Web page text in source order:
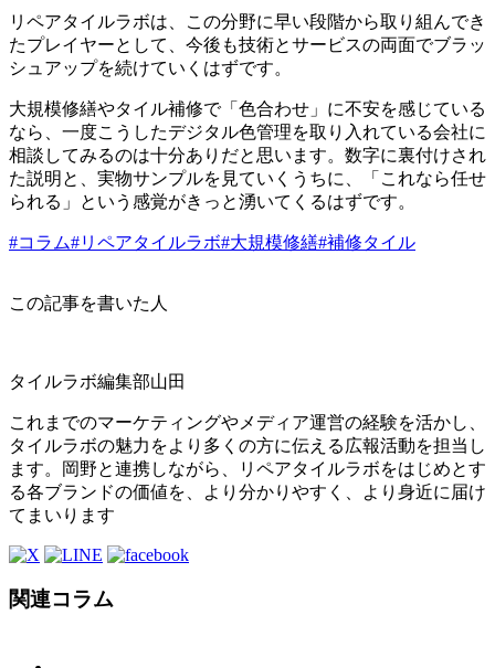
リペアタイルラボは、この分野に早い段階から取り組んでき
たプレイヤーとして、今後も技術とサービスの両面でブラッ
シュアップを続けていくはずです。
大規模修繕やタイル補修で「色合わせ」に不安を感じている
なら、一度こうしたデジタル色管理を取り入れている会社に
相談してみるのは十分ありだと思います。数字に裏付けされ
た説明と、実物サンプルを見ていくうちに、「これなら任せ
られる」という感覚がきっと湧いてくるはずです。
#コラム#リペアタイルラボ#大規模修繕#補修タイル
この記事を書いた人
タイルラボ編集部山田
これまでのマーケティングやメディア運営の経験を活かし、
タイルラボの魅力をより多くの方に伝える広報活動を担当し
ます。岡野と連携しながら、リペアタイルラボをはじめとす
る各ブランドの価値を、より分かりやすく、より身近に届け
てまいります
関連コラム